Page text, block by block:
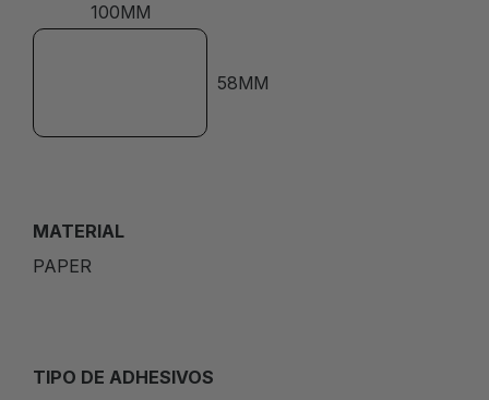
100MM
58MM
MATERIAL
PAPER
TIPO DE ADHESIVOS